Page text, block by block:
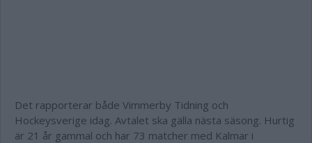
Det rapporterar både Vimmerby Tidning och
Hockeysverige idag. Avtalet ska gälla nästa säsong. Hurtig
är 21 år gammal och har 73 matcher med Kalmar i